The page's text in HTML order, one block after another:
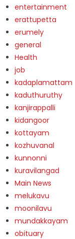
entertainment
erattupetta
erumely
general
Health
job
kadaplamattam
kaduthuruthy
kanjirappalli
kidangoor
kottayam
kozhuvanal
kunnonni
kuravilangad
Main News
melukavu
moonilavu
mundakkayam
obituary